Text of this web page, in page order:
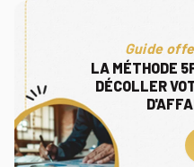
Guide
LA MÉTHODE
DÉCOLLER